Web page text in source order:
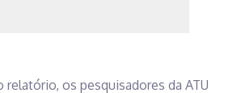
relatório, os pesquisadores da ATU